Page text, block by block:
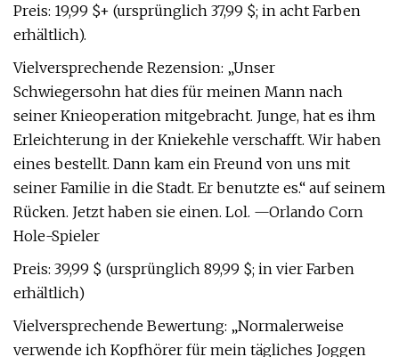
Preis: 19,99 $+ (ursprünglich 37,99 $; in acht Farben
erhältlich).
Vielversprechende Rezension: „Unser
Schwiegersohn hat dies für meinen Mann nach
seiner Knieoperation mitgebracht. Junge, hat es ihm
Erleichterung in der Kniekehle verschafft. Wir haben
eines bestellt. Dann kam ein Freund von uns mit
seiner Familie in die Stadt. Er benutzte es.“ auf seinem
Rücken. Jetzt haben sie einen. Lol. —Orlando Corn
Hole-Spieler
Preis: 39,99 $ (ursprünglich 89,99 $; in vier Farben
erhältlich)
Vielversprechende Bewertung: „Normalerweise
verwende ich Kopfhörer für mein tägliches Joggen